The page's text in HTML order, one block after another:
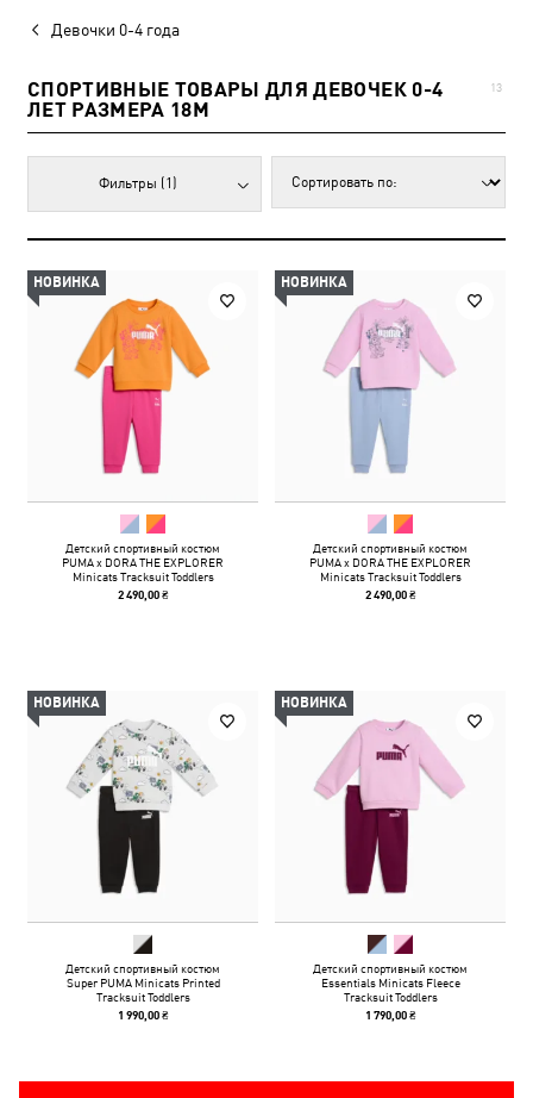
Девочки 0-4 года
СПОРТИВНЫЕ ТОВАРЫ ДЛЯ ДЕВОЧЕК 0-4
ЛЕТ РАЗМЕРА 18M
13
Фильтры (1)
НОВИНКА
Детский спортивный костюм
PUMA x DORA THE EXPLORER
Minicats Tracksuit Toddlers
2 490,00 ₴
НОВИНКА
Детский спортивный костюм
PUMA x DORA THE EXPLORER
Minicats Tracksuit Toddlers
2 490,00 ₴
НОВИНКА
Детский спортивный костюм
Super PUMA Minicats Printed
Tracksuit Toddlers
1 990,00 ₴
НОВИНКА
Детский спортивный костюм
Essentials Minicats Fleece
Tracksuit Toddlers
1 790,00 ₴